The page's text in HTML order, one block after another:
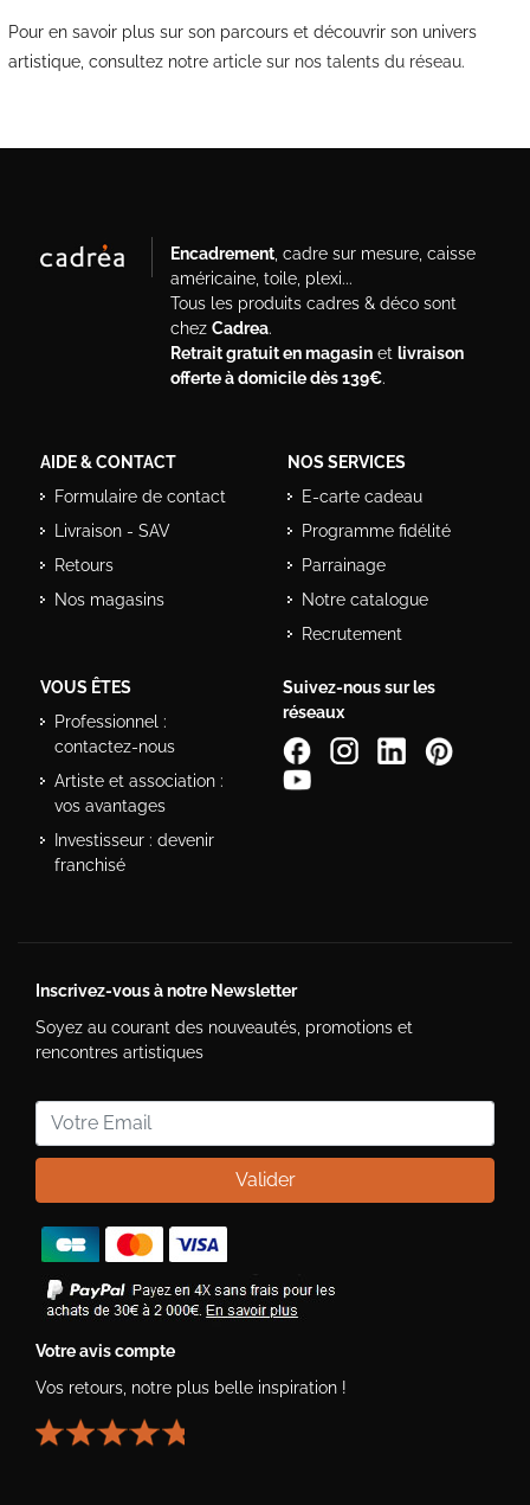
Pour en savoir plus sur son parcours et découvrir son univers
artistique, consultez notre article sur nos talents du réseau.
Encadrement, cadre sur mesure, caisse
américaine, toile, plexi...
Tous les produits cadres & déco sont
chez Cadrea.
Retrait gratuit en magasinet livraison
offerte à domicile dès 139€.
AIDE & CONTACT
Formulaire de contact
Livraison - SAV
Retours
Nos magasins
NOS SERVICES
E-carte cadeau
Programme fidélité
Parrainage
Notre catalogue
Recrutement
VOUS ÊTES
Professionnel :
contactez-nous
Artiste et association :
vos avantages
Investisseur : devenir
franchisé
Suivez-nous sur les
réseaux
Inscrivez-vous à notre Newsletter
Soyez au courant des nouveautés, promotions et
rencontres artistiques
Valider
Votre avis compte
Vos retours, notre plus belle inspiration !